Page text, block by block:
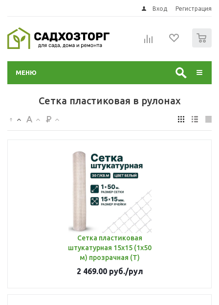
Вход Регистрация
МЕНЮ
Сетка пластиковая в рулонах
Сетка пластиковая
штукатурная 15х15 (1х50
м) прозрачная (Т)
2 469.00руб./рул